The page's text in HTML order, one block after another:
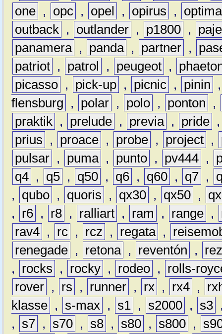
one , opc , opel , opirus ,
optima
outback , outlander , p1800 ,
panamera , panda , partner ,
patriot , patrol , peugeot ,
picasso , pick-up , picnic , pinin
flensburg
, polar , polo , ponton
,
praktik , prelude , previa , pride
prius
, proace , probe , project ,
pulsar , puma , punto , pv444 ,
q4 , q5 , q50 , q6 , q60 , q7 ,
,
qubo , quoris , qx30 , qx50 ,
,
r6 , r8 , ralliart , ram , range ,
rav4 , rc , rcz , regata ,
renegade , retona , reventón ,
,
rocks , rocky , rodeo ,
rolls-
rover , rs , runner , rx , rx4 ,
klasse , s-max , s1 , s2000 , s3
,
s7 , s70 , s8 , s80 , s800 ,